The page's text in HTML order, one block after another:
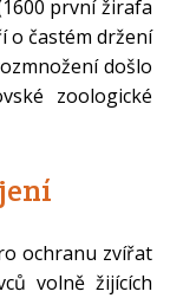
první žirafa
o častém držení
došlo
zoologické
ochranu zvířat
volně žijících